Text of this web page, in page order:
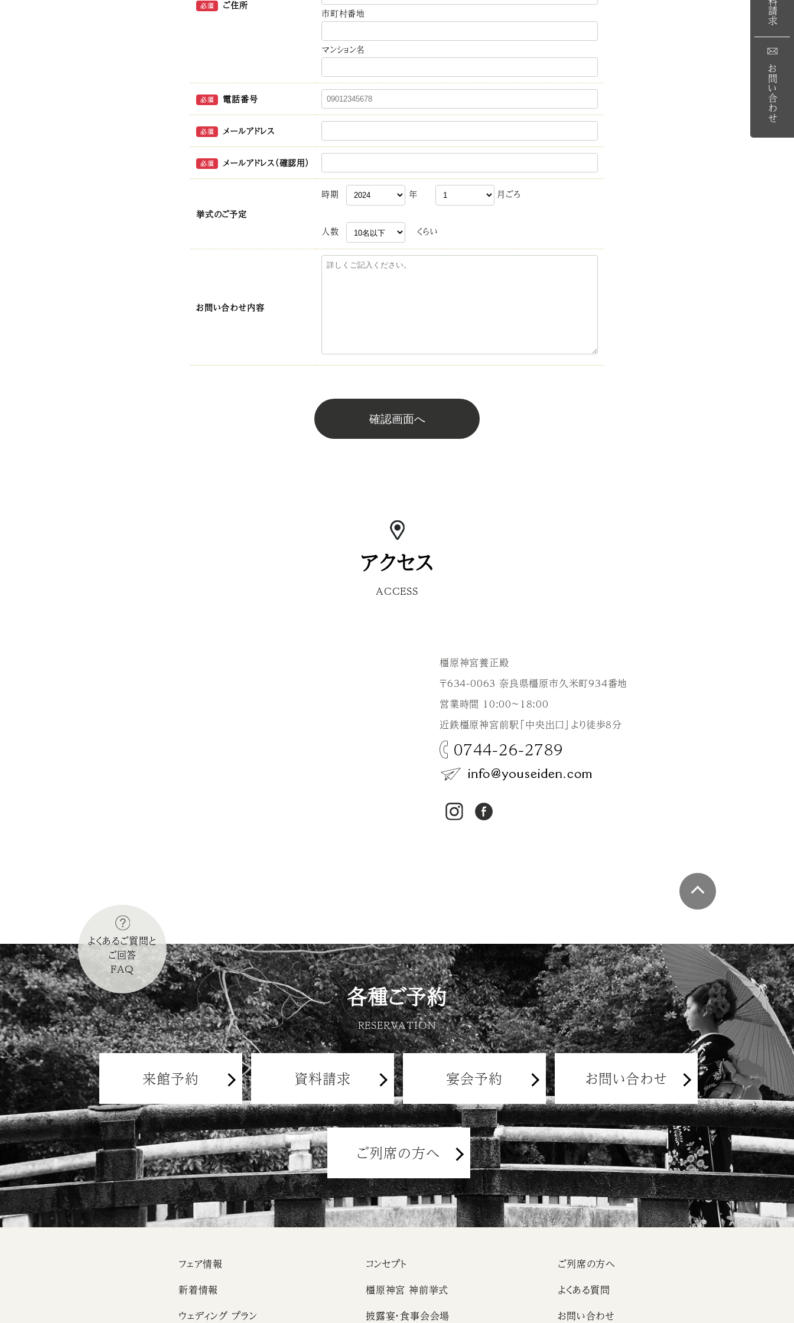
お問い合わせ
必須 ご住所
市町村番地
マンション名
必須 電話番号
必須 メールアドレス
必須 メールアドレス（確認用）
挙式のご予定
時期 年 月ごろ
人数 くらい
お問い合わせ内容
アクセス
ACCESS
橿原神宮養正殿
〒634-0063 奈良県橿原市久米町934番地
営業時間 10:00～18:00
近鉄橿原神宮前駅「中央出口」より徒歩8分
0744-26-2789
よくあるご質問と
ご回答
FAQ
各種ご予約
RESERVATION
来館予約 資料請求 宴会予約 お問い合わせ
ご列席の方へ
フェア情報
新着情報
ウェディング プラン
コンセプト
橿原神宮 神前挙式
披露宴・食事会会場
ご列席の方へ
よくある質問
お問い合わせ